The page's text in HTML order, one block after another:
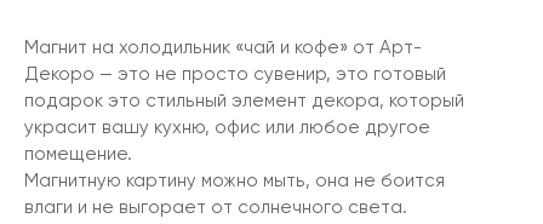
Магнит на холодильник «чай и кофе» от Арт-
Декоро — это не просто сувенир, это готовый
подарок это стильный элемент декора, который
украсит вашу кухню, офис или любое другое
помещение.
Магнитную картину можно мыть, она не боится
влаги и не выгорает от солнечного света.